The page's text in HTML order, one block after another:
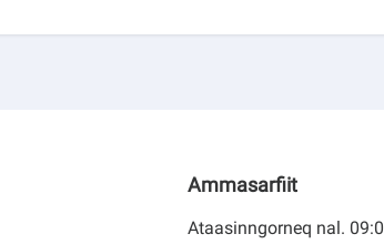
Ammasarfiit
Ataasinngorneq nal.